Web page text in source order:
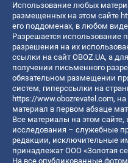
Использование любых
размещенных на этом сайте
его поддоменах, в любом
Разрешается использование
разрешения на их
ссылки на сайт OBOZ.UA, а
получении письменного
обязательном размещении
систем, гиперссылки на
https://www.obozrevatel.com,
материал в первом абзаце
Все материалы на этом сайте,
исследования – служебные
редакции, исключительные
принадлежат ООО «Золотая
На все опубликованные